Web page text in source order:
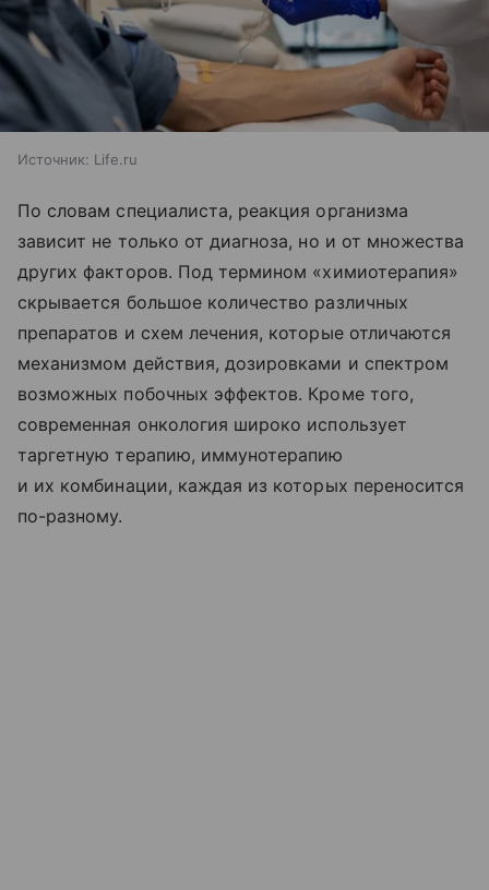
Источник: Life.ru
По словам специалиста, реакция организма
зависит не только от диагноза, но и от множества
других факторов. Под термином «химиотерапия»
скрывается большое количество различных
препаратов и схем лечения, которые отличаются
механизмом действия, дозировками и спектром
возможных побочных эффектов. Кроме того,
современная онкология широко использует
таргетную терапию, иммунотерапию
и их комбинации, каждая из которых переносится
по-разному.